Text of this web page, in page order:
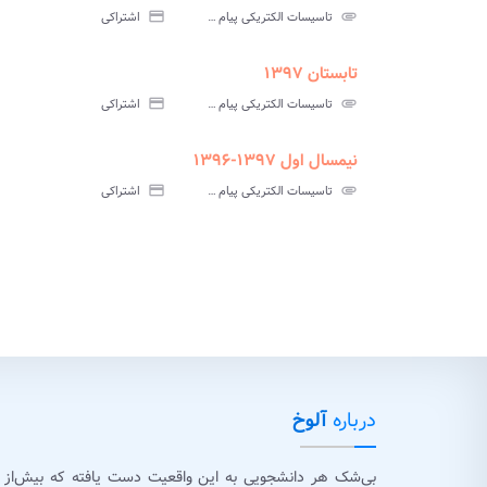
attachment تاسیسات الکتریکی پیام نور credit_card اشتراکی
تابستان ۱۳۹۷
attachment تاسیسات الکتریکی پیام نور credit_card اشتراکی
نیمسال اول ۱۳۹۷-۱۳۹۶
attachment تاسیسات الکتریکی پیام نور credit_card اشتراکی
سوالات
آزمون
درباره آلوخ
بی‌شک هر دانشجویی به این واقعیت دست یافته که بیش‌از